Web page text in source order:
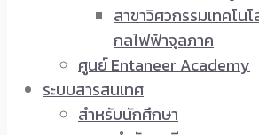
สาขาวิศวกรรมเทคโน
กลไฟฟ้าจุลภาค
ศูนย์ Entaneer Academy
ระบบสารสนเทศ
สำหรับนักศึกษา